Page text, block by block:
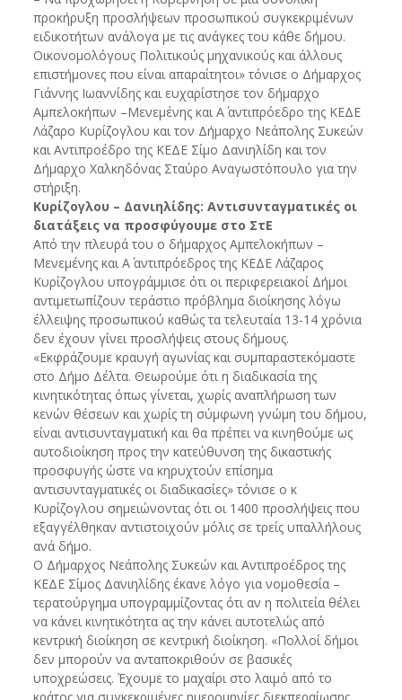
προκήρυξη προσλήψεων προσωπικού συγκεκριμένων
ειδικοτήτων ανάλογα με τις ανάγκες του κάθε δήμου.
Οικονομολόγους Πολιτικούς μηχανικούς και άλλους
επιστήμονες που είναι απαραίτητοι» τόνισε ο Δήμαρχος
Γιάννης Ιωαννίδης και ευχαρίστησε τον δήμαρχο
Αμπελοκήπων –Μενεμένης και Α΄ αντιπρόεδρο της ΚΕΔΕ
Λάζαρο Κυρίζογλου και τον Δήμαρχο Νεάπολης Συκεών
και Αντιπροέδρο της ΚΕΔΕ Σίμο Δανιηλίδη και τον
Δήμαρχο Χαλκηδόνας Σταύρο Αναγωστόπουλο για την
στήριξη.
Κυρίζογλου – Δανιηλίδης: Αντισυνταγματικές οι
διατάξεις να προσφύγουμε στο ΣτΕ
Από την πλευρά του ο δήμαρχος Αμπελοκήπων –
Μενεμένης και Α΄ αντιπρόεδρος της ΚΕΔΕ Λάζαρος
Κυρίζογλου υπογράμμισε ότι οι περιφερειακοί Δήμοι
αντιμετωπίζουν τεράστιο πρόβλημα διοίκησης λόγω
έλλειψης προσωπικού καθώς τα τελευταία 13-14 χρόνια
δεν έχουν γίνει προσλήψεις στους δήμους.
«Εκφράζουμε κραυγή αγωνίας και συμπαραστεκόμαστε
στο Δήμο Δέλτα. Θεωρούμε ότι η διαδικασία της
κινητικότητας όπως γίνεται, χωρίς αναπλήρωση των
κενών θέσεων και χωρίς τη σύμφωνη γνώμη του δήμου,
είναι αντισυνταγματική και θα πρέπει να κινηθούμε ως
αυτοδιοίκηση προς την κατεύθυνση της δικαστικής
προσφυγής ώστε να κηρυχτούν επίσημα
αντισυνταγματικές οι διαδικασίες» τόνισε ο κ
Κυρίζογλου σημειώνοντας ότι οι 1400 προσλήψεις που
εξαγγέλθηκαν αντιστοιχούν μόλις σε τρείς υπαλλήλους
ανά δήμο.
Ο Δήμαρχος Νεάπολης Συκεών και Αντιπροέδρος της
ΚΕΔΕ Σίμος Δανιηλίδης έκανε λόγο για νομοθεσία –
τερατούργημα υπογραμμίζοντας ότι αν η πολιτεία θέλει
να κάνει κινητικότητα ας την κάνει αυτοτελώς από
κεντρική διοίκηση σε κεντρική διοίκηση. «Πολλοί δήμοι
δεν μπορούν να ανταποκριθούν σε βασικές
υποχρεώσεις. Έχουμε το μαχαίρι στο λαιμό από το